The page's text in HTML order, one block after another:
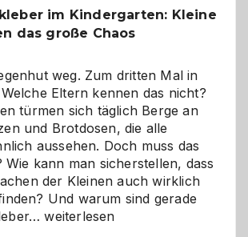
ist
eine
Wahl?
im Kindergarten: Kleine
das große Chaos
weg. Zum dritten Mal in
Eltern kennen das nicht?
türmen sich täglich Berge an
und Brotdosen, die alle
aussehen. Doch muss das
Wie kann man sicherstellen, dass
der Kleinen auch wirklich
Und warum sind gerade
Namensaufkleber
weiterlesen